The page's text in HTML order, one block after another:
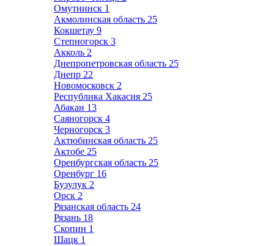
Омутнинск 1
Акмолинская область 25
Кокшетау 9
Степногорск 3
Акколь 2
Днепропетровская область 25
Днепр 22
Новомосковск 2
Республика Хакасия 25
Абакан 13
Саяногорск 4
Черногорск 3
Актюбинская область 25
Актобе 25
Оренбургская область 25
Оренбург 16
Бузулук 2
Орск 2
Рязанская область 24
Рязань 18
Скопин 1
Шацк 1